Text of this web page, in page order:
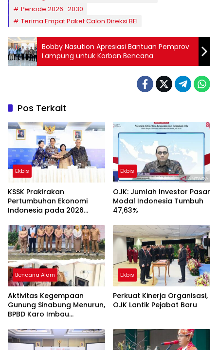
Periode 2026–2030
Terima Empat Paket Calon Direksi BEI
Bobby Nasution Apresiasi Bantuan Pemprov
Lampung untuk Korban Bencana
Pos Terkait
Ekbis
KSSK Prakirakan
Pertumbuhan Ekonomi
Indonesia pada 2026
Ekbis
OJK: Jumlah Investor Pasar
Modal Indonesia Tumbuh
47,63%
Bencana Alam
Aktivitas Kegempaan
Gunung Sinabung Menurun,
BPBD Karo Imbau
Waspada dan Patuhi
Rekomendasi
Ekbis
Perkuat Kinerja Organisasi,
OJK Lantik Pejabat Baru